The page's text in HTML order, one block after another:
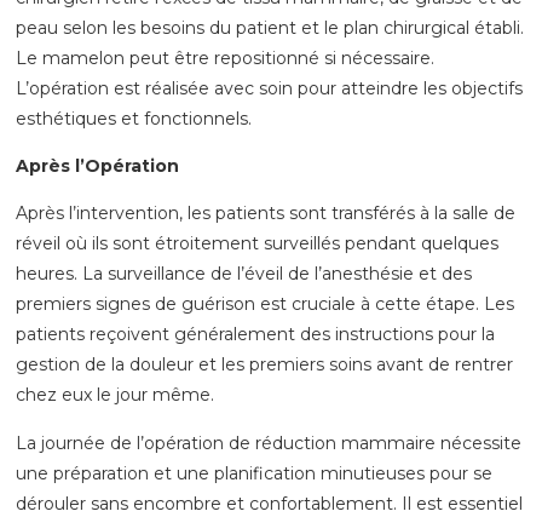
peau selon les besoins du patient et le plan chirurgical établi.
Le mamelon peut être repositionné si nécessaire.
L’opération est réalisée avec soin pour atteindre les objectifs
esthétiques et fonctionnels.
Après l’Opération
Après l’intervention, les patients sont transférés à la salle de
réveil où ils sont étroitement surveillés pendant quelques
heures. La surveillance de l’éveil de l’anesthésie et des
premiers signes de guérison est cruciale à cette étape. Les
patients reçoivent généralement des instructions pour la
gestion de la douleur et les premiers soins avant de rentrer
chez eux le jour même.
La journée de l’opération de réduction mammaire nécessite
une préparation et une planification minutieuses pour se
dérouler sans encombre et confortablement. Il est essentiel